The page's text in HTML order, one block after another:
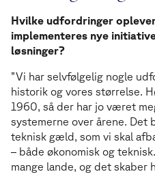
Hvilke udfordringer
implementeres nye
løsninger?
”Vi har selvfølgelig nogle
historik og vores størrelse.
1960, så der har jo været
systemerne over årene. Det
teknisk gæld, som vi skal
– både økonomisk og
mange lande, og det skaber